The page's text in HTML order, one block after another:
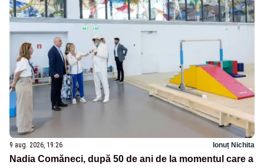
9 aug. 2026, 19:26 Ionuț Nichita
Nadia Comăneci, după 50 de ani de la momentul care a